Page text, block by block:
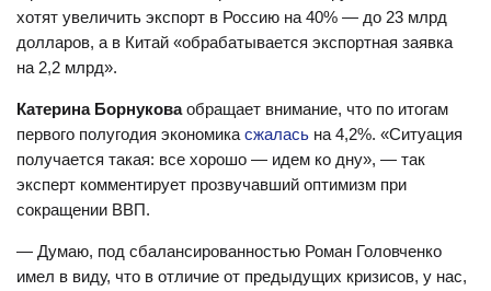
хотят увеличить экспорт в Россию на 40% — до 23 млрд
долларов, а в Китай «обрабатывается экспортная заявка
на 2,2 млрд».
Катерина Борнуковаобращает внимание, что по итогам
первого полугодия экономика сжалась на 4,2%. «Ситуация
получается такая: все хорошо — идем ко дну», — так
эксперт комментирует прозвучавший оптимизм при
сокращении ВВП.
— Думаю, под сбалансированностью Роман Головченко
имел в виду, что в отличие от предыдущих кризисов, у нас,